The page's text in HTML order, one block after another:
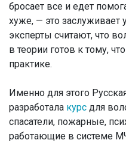
бросает все и едет
хуже, — это заслуживает
эксперты считают, что
в теории готов к тому,
практике.
Именно для этого
разработала курс для
спасатели, пожарные,
работающие в системе